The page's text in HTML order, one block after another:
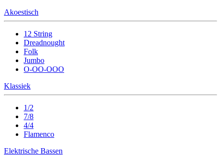
Akoestisch
12 String
Dreadnought
Folk
Jumbo
O-OO-OOO
Klassiek
1/2
7/8
4/4
Flamenco
Elektrische Bassen